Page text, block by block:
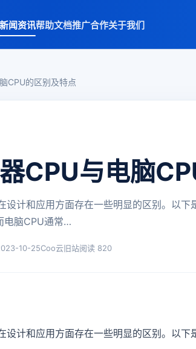
闻资讯帮助文档推广合作关于我们
CPU的区别及特点
CPU与电脑
设计和应用方面存在一些明显的区别。以
电脑CPU通常…
10-25Coo云旧站阅读 820
设计和应用方面存在一些明显的区别。以下